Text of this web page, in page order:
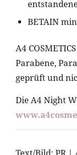
BETAIN
A4
Parabene,
geprüft und
Die A4 Night
Text/Bild: PR |